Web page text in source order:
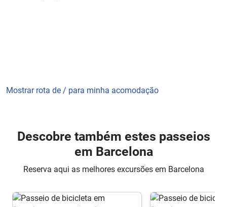
Mostrar rota de / para minha acomodação
Descobre também estes passeios
em Barcelona
Reserva aqui as melhores excursões em Barcelona